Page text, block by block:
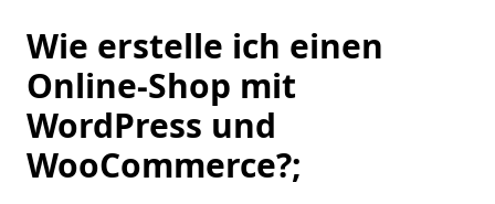
Wie erstelle ich einen
Online-Shop mit
WordPress und
WooCommerce?;